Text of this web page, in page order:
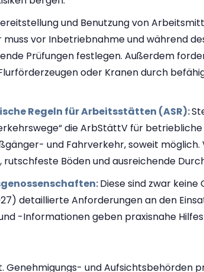
und Benutzung von
vor Inbetriebnahme und während
Prüfungen festlegen. Außerdem
oder Kranen durch
Regeln für Arbeitsstätten (ASR):
die ArbStättV für
und Fahrverkehr, soweit
Böden und ausreichende
Diese sind zwar
detaillierte Anforderungen an den
-Informationen geben praxisnahe
und Aufsichtsbehörden